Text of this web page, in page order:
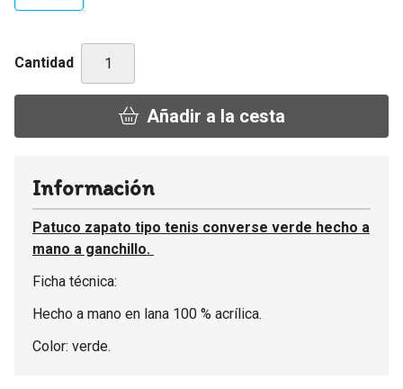
Cantidad
Añadir a la cesta
Información
Patuco zapato tipo tenis converse verde hecho a
mano a ganchillo.
Ficha técnica:
Hecho a mano en lana 100 % acrílica.
Color: verde.